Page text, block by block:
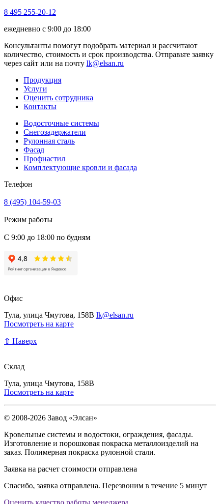
8 495 255-20-12
ежедневно с 9:00 до 18:00
Консультанты помогут подобрать материал и рассчитают
количество, стоимость и срок производства. Отправьте заявку
через сайт или на почту lk@elsan.ru
Продукция
Услуги
Оценить сотрудника
Контакты
Водосточные системы
Снегозадержатели
Рулонная сталь
Фасад
Профнастил
Комплектующие кровли и фасада
Телефон
8 (495) 104-59-03
Режим работы
С 9:00 до 18:00 по будням
Офис
Тула, улица Чмутова, 158В lk@elsan.ru
Посмотреть на карте
⇧ Наверх
Склад
Тула, улица Чмутова, 158В
Посмотреть на карте
© 2008-2026 Завод «Элсан»
Кровельные системы и водостоки, ограждения, фасады.
Изготовление и порошковая покраска металлоизделий на
заказ. Полимерная покраска рулонной стали.
Заявка на расчет стоимости отправлена
Спасибо, заявка отправлена. Перезвоним в течение 5 минут
Оценить качество работы менеджера